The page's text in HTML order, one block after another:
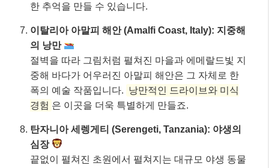
한 추억을 만들 수 있습니다.
이탈리아 아말피 해안 (Amalfi Coast, Italy): 지중해
의 낭만
절벽을 따라 그림처럼 펼쳐진 마을과 에메랄드빛 지
중해 바다가 어우러진 아말피 해안은 그 자체로 한
폭의 예술 작품입니다.
낭만적인 드라이브와 미식
경험 은 이곳을 더욱 특별하게 만들죠.
탄자니아 세렝게티 (Serengeti, Tanzania): 야생의
심장
끝없이 펼쳐진 초원에서 펼쳐지는 대규모 야생 동물